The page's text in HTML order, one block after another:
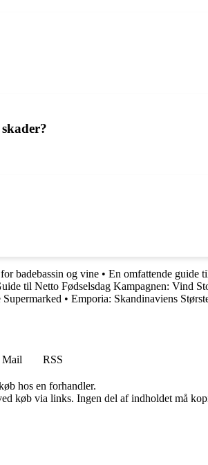
badebassin og vine • En omfattende guide
til Netto Fødselsdag Kampagnen: Vind
• Emporia: Skandinaviens
Mail
RSS
hos en forhandler.
køb via links. Ingen del af indholdet må